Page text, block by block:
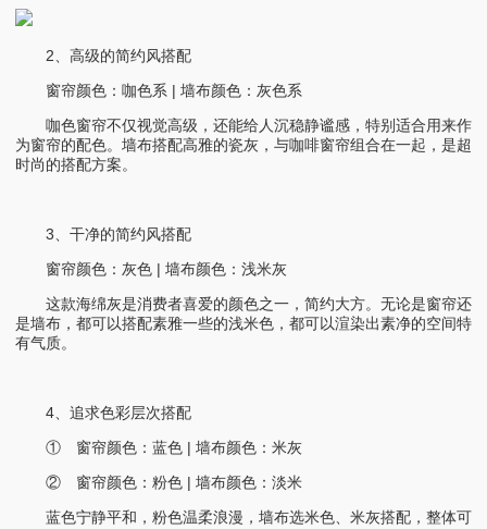
2、高级的简约风搭配
窗帘颜色：咖色系 | 墙布颜色：灰色系
咖色窗帘不仅视觉高级，还能给人沉稳静谧感，特别适合用来作
为窗帘的配色。墙布搭配高雅的瓷灰，与咖啡窗帘组合在一起，是超
时尚的搭配方案。
3、干净的简约风搭配
窗帘颜色：灰色 | 墙布颜色：浅米灰
这款海绵灰是消费者喜爱的颜色之一，简约大方。无论是窗帘还
是墙布，都可以搭配素雅一些的浅米色，都可以渲染出素净的空间特
有气质。
4、追求色彩层次搭配
① 窗帘颜色：蓝色 | 墙布颜色：米灰
② 窗帘颜色：粉色 | 墙布颜色：淡米
蓝色宁静平和，粉色温柔浪漫，墙布选米色、米灰搭配，整体可